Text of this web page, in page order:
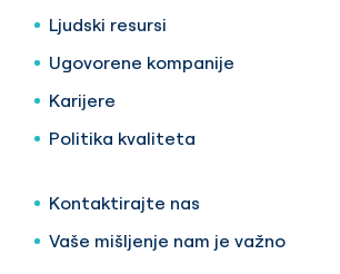
Ljudski resursi
Ugovorene kompanije
Karijere
Politika kvaliteta
Kontaktirajte nas
Vaše mišljenje nam je važno